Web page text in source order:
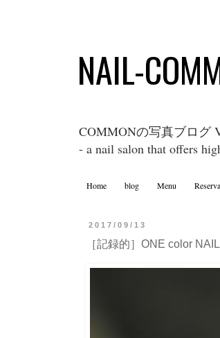
NAIL-
COMMONの写真ブログ
- a nail salon that offers
Home blog Menu
2017/09/13
［記録的］ONE color NAIL